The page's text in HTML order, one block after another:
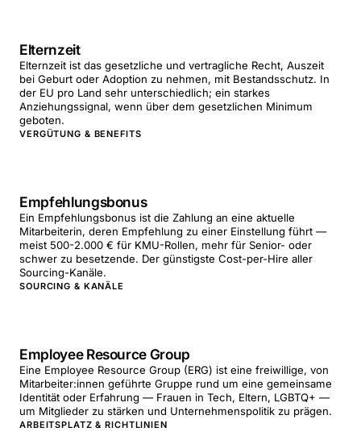
Elternzeit
Elternzeit ist das gesetzliche und vertragliche Recht, Auszeit
bei Geburt oder Adoption zu nehmen, mit Bestandsschutz. In
der EU pro Land sehr unterschiedlich; ein starkes
Anziehungssignal, wenn über dem gesetzlichen Minimum
geboten.
VERGÜTUNG & BENEFITS
Empfehlungsbonus
Ein Empfehlungsbonus ist die Zahlung an eine aktuelle
Mitarbeiterin, deren Empfehlung zu einer Einstellung führt —
meist 500-2.000 € für KMU-Rollen, mehr für Senior- oder
schwer zu besetzende. Der günstigste Cost-per-Hire aller
Sourcing-Kanäle.
SOURCING & KANÄLE
Employee Resource Group
Eine Employee Resource Group (ERG) ist eine freiwillige, von
Mitarbeiter:innen geführte Gruppe rund um eine gemeinsame
Identität oder Erfahrung — Frauen in Tech, Eltern, LGBTQ+ —
um Mitglieder zu stärken und Unternehmenspolitik zu prägen.
ARBEITSPLATZ & RICHTLINIEN